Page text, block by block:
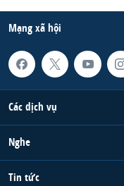
Mạng xã hội
Các dịch vụ
Nghe
Tin tức